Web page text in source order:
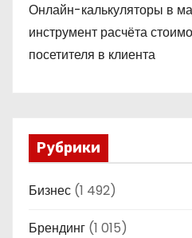
Онлайн-калькуляторы в
инструмент расчёта
посетителя в клиента
Рубрики
Бизнес (1 492)
Брендинг (1 015)